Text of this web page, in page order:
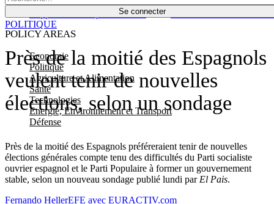
Se connecter
POLICY AREAS
Economie
Politique
Agriculture et Alimentation
Santé
Technologies
Energie, Environnement et Transport
Défense
Économie
Près de la moitié des Espagnols
veulent tenir de nouvelles
élections, selon un sondage
Près de la moitié des Espagnols préféreraient tenir de nouvelles
élections générales compte tenu des difficultés du Parti socialiste
ouvrier espagnol et le Parti Populaire à former un gouvernement
stable, selon un nouveau sondage publié lundi par El Pais.
POLITIQUE
Fernando HellerEFE avec EURACTIV.com